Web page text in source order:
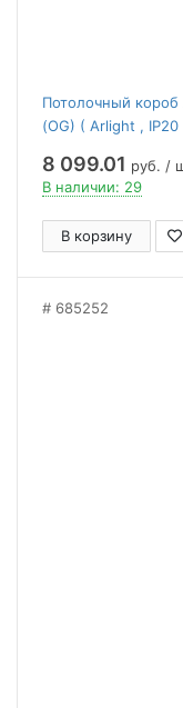
Потолочный короб
(OG) ( Arlight ,
8 099.01 руб. /
В наличии: 29
В корзину
685252